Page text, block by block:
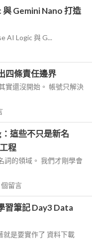
Gemini Nano 打造
AI Logic 與 G...
四條責任邊界
實還沒開始。 帳號只解決
這些不只是新名
程
詞的領域。 我們才剛學會
個留言
習筆記 Day3 Data
就是要實作了 資料下載